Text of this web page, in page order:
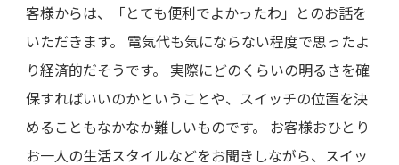
客様からは、「とても便利でよかったわ」とのお話を
いただきます。 電気代も気にならない程度で思ったよ
り経済的だそうです。 実際にどのくらいの明るさを確
保すればいいのかということや、スイッチの位置を決
めることもなかなか難しいものです。 お客様おひとり
お一人の生活スタイルなどをお聞きしながら、スイッ